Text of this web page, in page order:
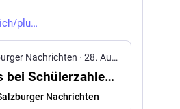
plu
Nachrichten · 28. Aug. 2025
Plus bei Schülerzahlen in Wien
Nachrichten